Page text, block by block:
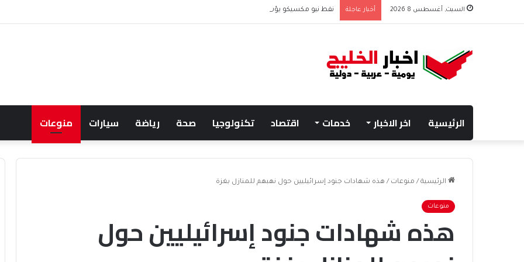
السبت, أغسطس 8 2026 أخبار عاجلة نفط نيو مكسيكو يؤسس صندوق 75 مليار دولار ويشعل جدل الإنفاق
الرئيسية اخر الاخبار خدمات اقتصاد تكنولوجيا صحة رياضة سيارات منوعات
الرئيسية / منوعات / هذه شهادات جنود إسرائيليين حول نهبهم للمنازل بغزة
منوعات
هذه شهادات جنود إسرائيليين حول